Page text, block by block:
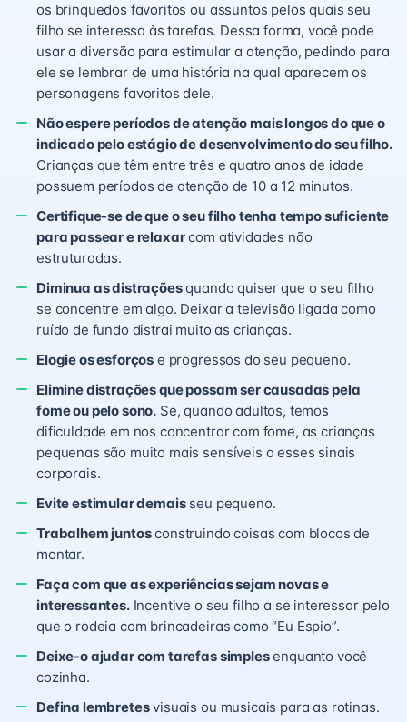
os brinquedos favoritos ou assuntos pelos quais seu
filho se interessa às tarefas. Dessa forma, você pode
usar a diversão para estimular a atenção, pedindo para
ele se lembrar de uma história na qual aparecem os
personagens favoritos dele.
Não espere períodos de atenção mais longos do que o
indicado pelo estágio de desenvolvimento do seu filho.
Crianças que têm entre três e quatro anos de idade
possuem períodos de atenção de 10 a 12 minutos.
Certifique-se de que o seu filho tenha tempo suficiente
para passear e relaxarcom atividades não
estruturadas.
Diminua as distraçõesquando quiser que o seu filho
se concentre em algo. Deixar a televisão ligada como
ruído de fundo distrai muito as crianças.
Elogie os esforços e progressos do seu pequeno.
Elimine distrações que possam ser causadas pela
fome ou pelo sono. Se, quando adultos, temos
dificuldade em nos concentrar com fome, as crianças
pequenas são muito mais sensíveis a esses sinais
corporais.
Evite estimular demaisseu pequeno.
Trabalhem juntosconstruindo coisas com blocos de
montar.
Faça com que as experiências sejam novas e
interessantes.Incentive o seu filho a se interessar pelo
que o rodeia com brincadeiras como “Eu Espio”.
Deixe-o ajudar com tarefas simplesenquanto você
cozinha.
Defina lembretesvisuais ou musicais para as rotinas.